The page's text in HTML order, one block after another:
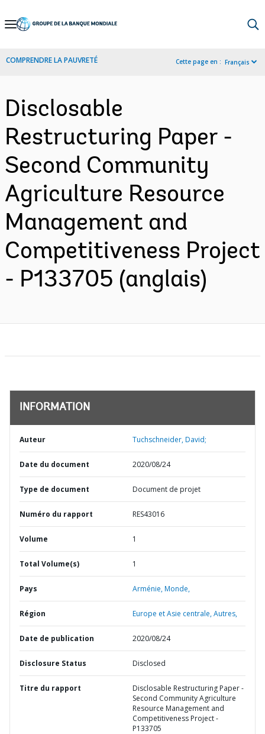
Skip
Navigation
COMPRENDRE LA PAUVRETÉ Cette page en : Français
Disclosable
Restructuring Paper -
Second Community
Agriculture Resource
Management and
Competitiveness Project
- P133705 (anglais)
INFORMATION
Auteur Tuchschneider, David;
Date du document 2020/08/24
Type de document Document de projet
Numéro du rapport RES43016
Volume 1
Total Volume(s) 1
Pays Arménie,Monde,
Région Europe et Asie centrale,Autres,
Date de publication 2020/08/24
Disclosure Status Disclosed
Titre du rapport
Disclosable Restructuring Paper -
Second Community Agriculture
Resource Management and
Competitiveness Project -
P133705